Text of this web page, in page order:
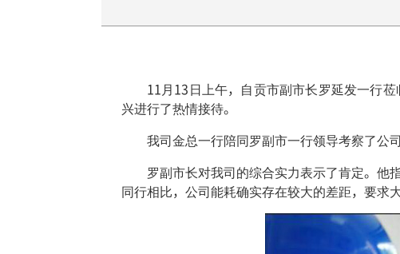
11月13日上午，自贡市副市长罗延发一行
兴进行了热情接待。
我司金总一行陪同罗副市一行领导考察了公
罗副市长对我司的综合实力表示了肯定。他
同行相比，公司能耗确实存在较大的差距，要求